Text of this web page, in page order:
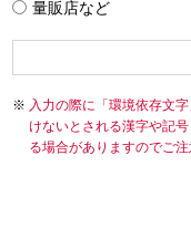
量販店など
入力の際に「環境依存文
けないとされる漢字や記
る場合がありますのでご注